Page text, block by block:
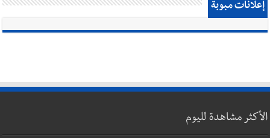
إعلانات مبوبة
الأكثر مشاهدة لليوم